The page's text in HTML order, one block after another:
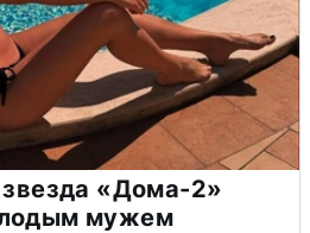
«Дома-2»
мужем